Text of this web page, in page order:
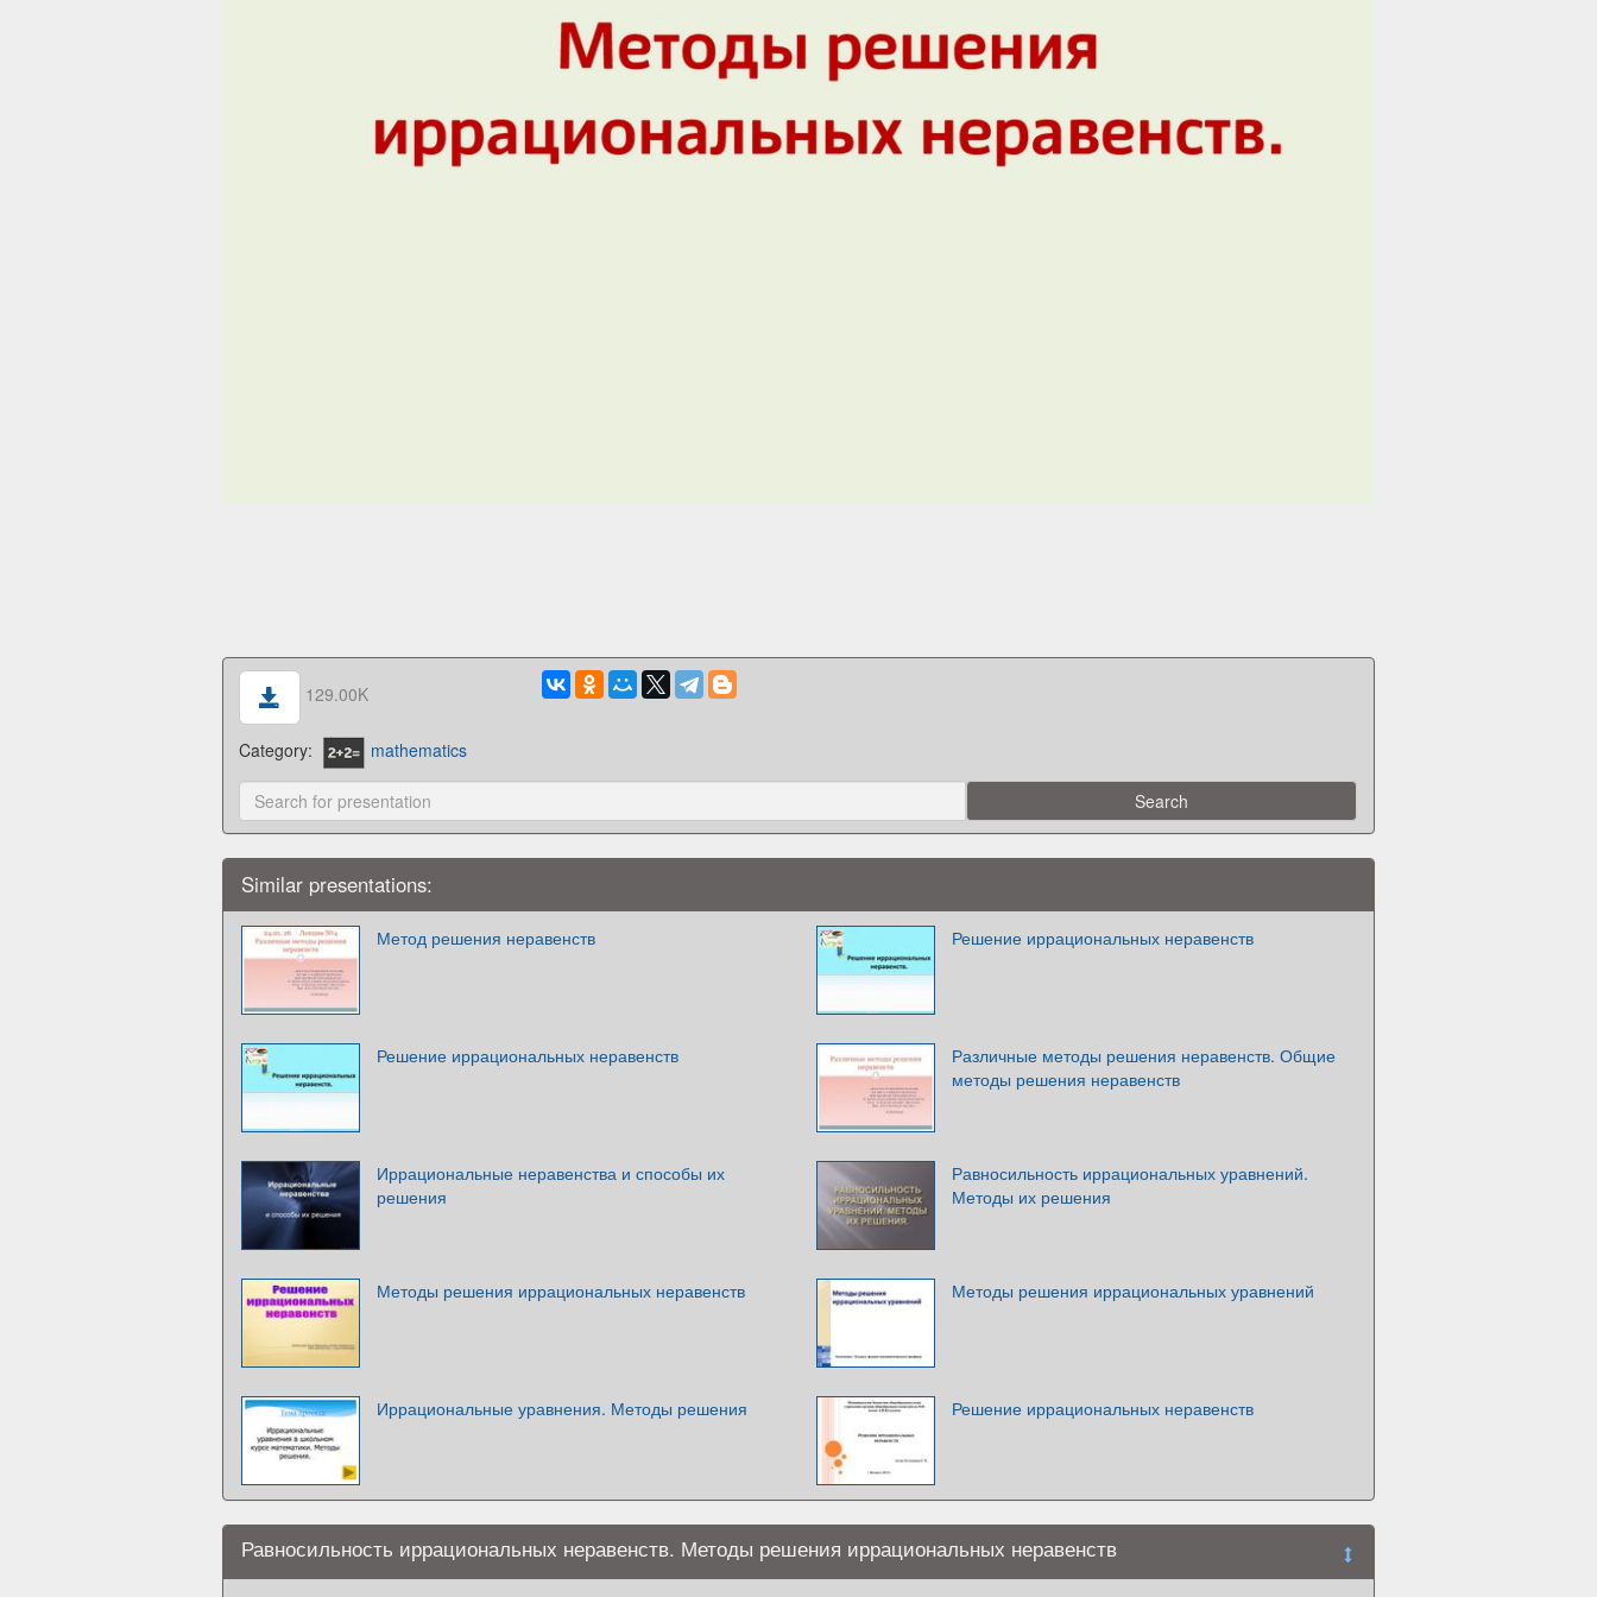
129.00K
Category: mathematics
Similar presentations:
Метод решения неравенств Решение иррациональных неравенств
Решение иррациональных неравенств
Различные методы решения неравенств. Общие
методы решения неравенств
Иррациональные неравенства и способы их
решения
Равносильность иррациональных уравнений.
Методы их решения
Методы решения иррациональных неравенств Методы решения иррациональных уравнений
Иррациональные уравнения. Методы решения Решение иррациональных неравенств
Равносильность иррациональных неравенств. Методы решения иррациональных неравенств